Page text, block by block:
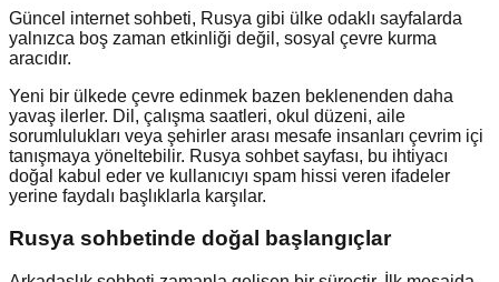
Güncel internet sohbeti, Rusya gibi ülke odaklı sayfalarda
yalnızca boş zaman etkinliği değil, sosyal çevre kurma
aracıdır.
Yeni bir ülkede çevre edinmek bazen beklenenden daha
yavaş ilerler. Dil, çalışma saatleri, okul düzeni, aile
sorumlulukları veya şehirler arası mesafe insanları çevrim içi
tanışmaya yöneltebilir. Rusya sohbet sayfası, bu ihtiyacı
doğal kabul eder ve kullanıcıyı spam hissi veren ifadeler
yerine faydalı başlıklarla karşılar.
Rusya sohbetinde doğal başlangıçlar